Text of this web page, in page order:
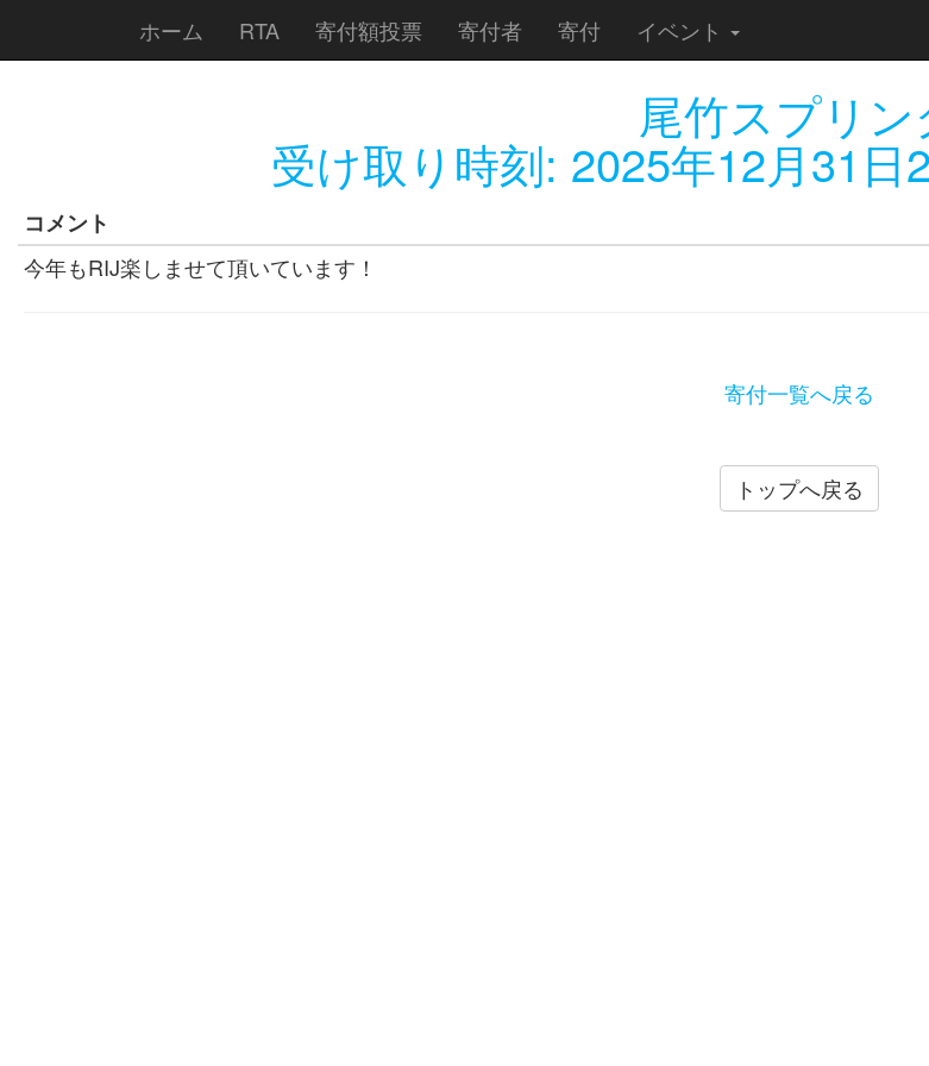
ホーム RTA 寄付額投票 寄付者 寄付 イベント
尾竹スプリン
受け取り時刻: 2025年12月31日
コメント
今年もRIJ楽しませて頂いています！
寄付一覧へ戻る
トップへ戻る